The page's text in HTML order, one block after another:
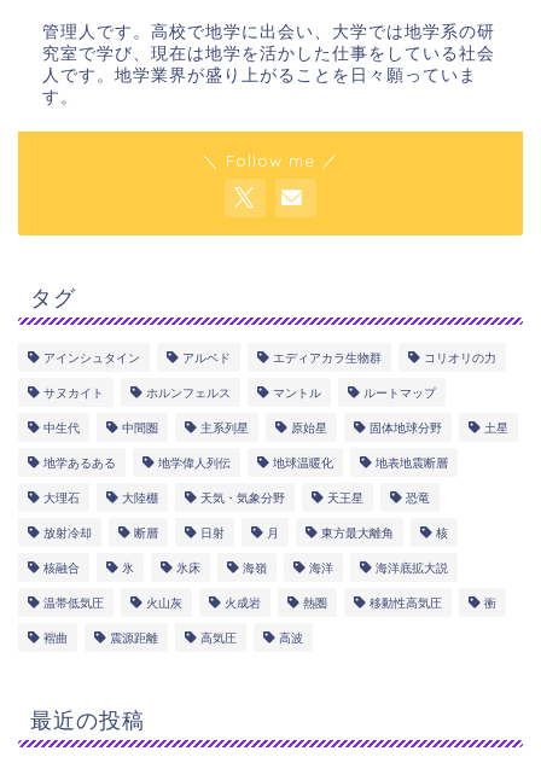
管理人です。高校で地学に出会い、大学では地学系の研
究室で学び、現在は地学を活かした仕事をしている社会
人です。地学業界が盛り上がることを日々願っていま
す。
＼ Follow me ／
タグ
アインシュタイン アルベド エディアカラ生物群 コリオリの力
サヌカイト ホルンフェルス マントル ルートマップ
中生代 中間圏 主系列星 原始星 固体地球分野 土星
地学あるある 地学偉人列伝 地球温暖化 地表地震断層
大理石 大陸棚 天気・気象分野 天王星 恐竜
放射冷却 断層 日射 月 東方最大離角 核
核融合 氷 氷床 海嶺 海洋 海洋底拡大説
温帯低気圧 火山灰 火成岩 熱圏 移動性高気圧 衝
褶曲 震源距離 高気圧 高波
最近の投稿